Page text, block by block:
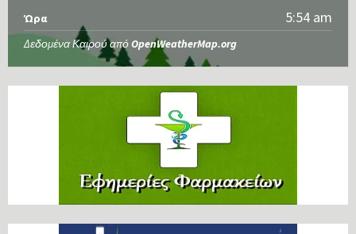
Ώρα 5:54 am
Δεδομένα Καιρού από OpenWeatherMap.org